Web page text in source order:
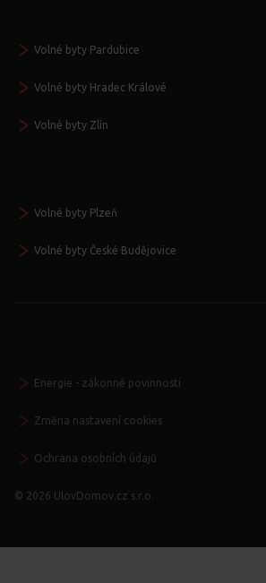
Volné byty Pardubice
Volné byty Hradec Králové
Volné byty Zlín
Volné byty Plzeň
Volné byty České Budějovice
Energie - zákonné povinnosti
Změna nastavení cookies
Ochrana osobních údajů
© 2026 UlovDomov.cz s.r.o.